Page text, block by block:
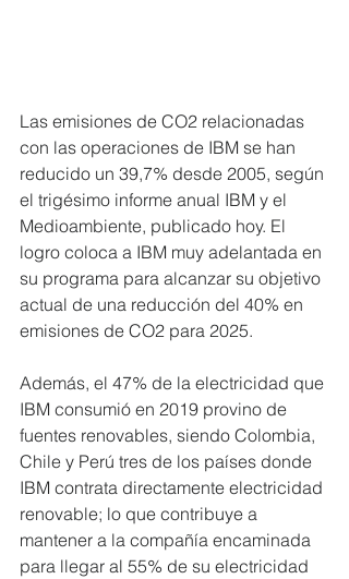
Las emisiones de CO2 relacionadas
con las operaciones de IBM se han
reducido un 39,7% desde 2005, según
el trigésimo informe anual IBM y el
Medioambiente, publicado hoy. El
logro coloca a IBM muy adelantada en
su programa para alcanzar su objetivo
actual de una reducción del 40% en
emisiones de CO2 para 2025.
Además, el 47% de la electricidad que
IBM consumió en 2019 provino de
fuentes renovables, siendo Colombia,
Chile y Perú tres de los países donde
IBM contrata directamente electricidad
renovable; lo que contribuye a
mantener a la compañía encaminada
para llegar al 55% de su electricidad